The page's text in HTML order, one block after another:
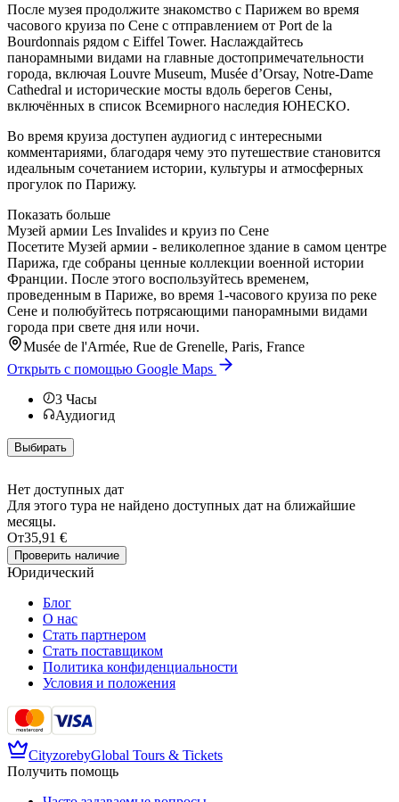
После музея продолжите знакомство с Парижем во время
часового круиза по Сене с отправлением от Port de la
Bourdonnais рядом с Eiffel Tower. Наслаждайтесь
панорамными видами на главные достопримечательности
города, включая Louvre Museum, Musée d’Orsay, Notre-Dame
Cathedral и исторические мосты вдоль берегов Сены,
включённых в список Всемирного наследия ЮНЕСКО.
Во время круиза доступен аудиогид с интересными
комментариями, благодаря чему это путешествие становится
идеальным сочетанием истории, культуры и атмосферных
прогулок по Парижу.
Показать больше
Музей армии Les Invalides и круиз по Сене
Посетите Музей армии - великолепное здание в самом центре
Парижа, где собраны ценные коллекции военной истории
Франции. После этого воспользуйтесь временем,
проведенным в Париже, во время 1-часового круиза по реке
Сене и полюбуйтесь потрясающими панорамными видами
города при свете дня или ночи.
Musée de l'Armée, Rue de Grenelle, Paris, France
Открыть с помощью Google Maps
3 Часы
Аудиогид
Выбирать
Нет доступных дат
Для этого тура не найдено доступных дат на ближайшие
месяцы.
От35,91 €
Проверить наличие
Юридический
Блог
О нас
Стать партнером
Стать поставщиком
Политика конфиденциальности
Условия и положения
CityzorebyGlobal Tours & Tickets
Получить помощь